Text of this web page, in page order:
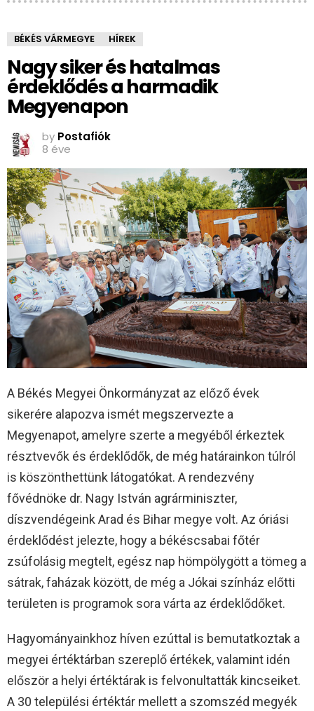
BÉKÉS VÁRMEGYE HÍREK
Nagy siker és hatalmas
érdeklődés a harmadik
Megyenapon
by Postafiók
8 éve
A Békés Megyei Önkormányzat az előző évek
sikerére alapozva ismét megszervezte a
Megyenapot, amelyre szerte a megyéből érkeztek
résztvevők és érdeklődők, de még határainkon túlról
is köszönthettünk látogatókat. A rendezvény
fővédnöke dr. Nagy István agrárminiszter,
díszvendégeink Arad és Bihar megye volt. Az óriási
érdeklődést jelezte, hogy a békéscsabai főtér
zsúfolásig megtelt, egész nap hömpölygött a tömeg a
sátrak, faházak között, de még a Jókai színház előtti
területen is programok sora várta az érdeklődőket.
Hagyományainkhoz híven ezúttal is bemutatkoztak a
megyei értéktárban szereplő értékek, valamint idén
először a helyi értéktárak is felvonultatták kincseiket.
A 30 települési értéktár mellett a szomszéd megyék